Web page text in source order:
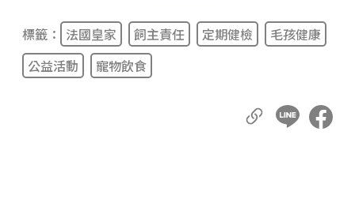
標籤： 法國皇家 飼主責任 定期健檢
毛孩健康
公益活動
寵物飲食